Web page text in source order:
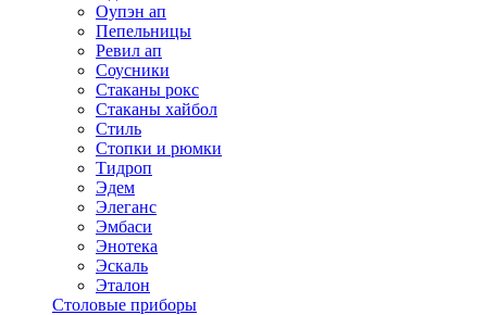
Оупэн ап
Пепельницы
Ревил ап
Соусники
Стаканы рокс
Стаканы хайбол
Стиль
Стопки и рюмки
Тидроп
Эдем
Элеганс
Эмбаси
Энотека
Эскаль
Эталон
Столовые приборы